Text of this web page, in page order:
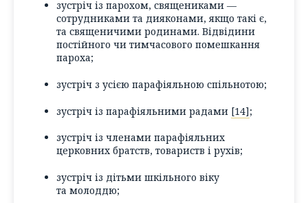
зустріч із парохом, священиками —
сотрудниками та дияконами, якщо такі є,
та священичими родинами. Відвідини
постійного чи тимчасового помешкання
пароха;
зустріч з усією парафіяльною спільнотою;
зустріч із парафіяльними радами [14];
зустріч із членами парафіяльних
церковних братств, товариств і рухів;
зустріч із дітьми шкільного віку
та молоддю;